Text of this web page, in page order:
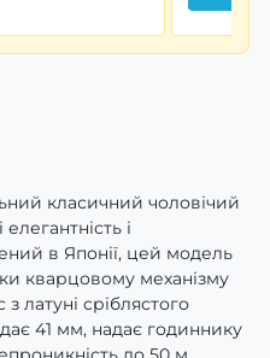
класичний чоловічий
і
в Японії, цей модель
кварцовому механізму
латуні сріблястого
41 мм, надає годиннику